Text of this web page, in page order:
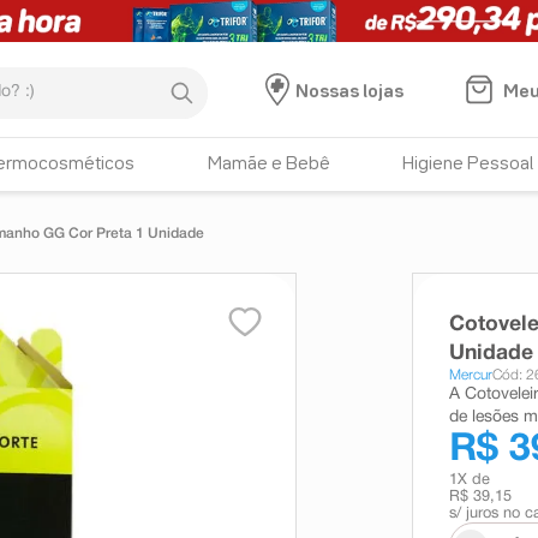
Nossas lojas
Mamãe e Bebê Higiene Pessoal
GG Cor Preta 1 Unidade
Unidade
MercurCód:
A
de lesões
R$
1 X de
R$ 39,15
s/ juros no